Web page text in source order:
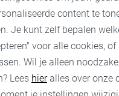
content te
Je kunt zelf bepalen
voor alle cookies,
Wil je alleen
Lees hieralles over onze